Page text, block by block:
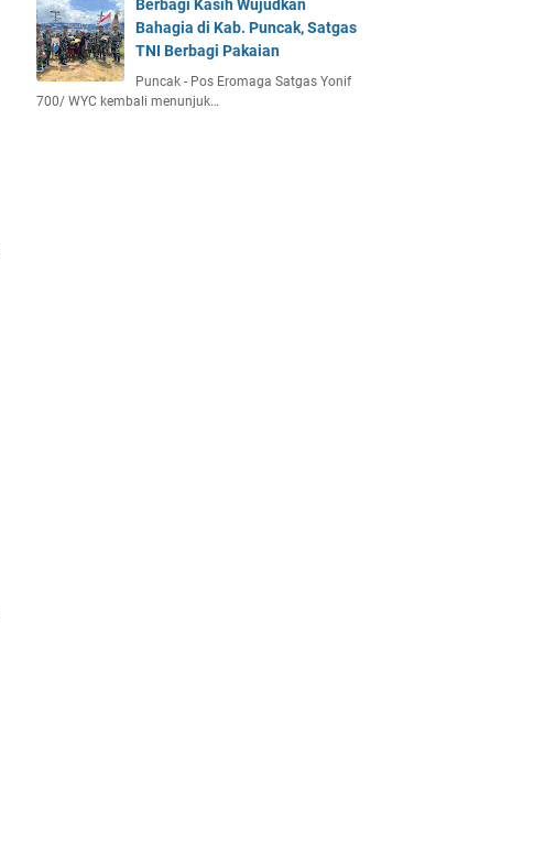
Berbagi Kasih Wujudkan
Bahagia di Kab. Puncak, Satgas
TNI Berbagi Pakaian
Puncak - Pos Eromaga Satgas Yonif
700/ WYC kembali menunjuk…